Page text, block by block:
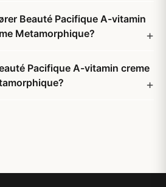
Beauté Pacifique A-vitamin
Metamorphique?
Pacifique A-vitamin creme